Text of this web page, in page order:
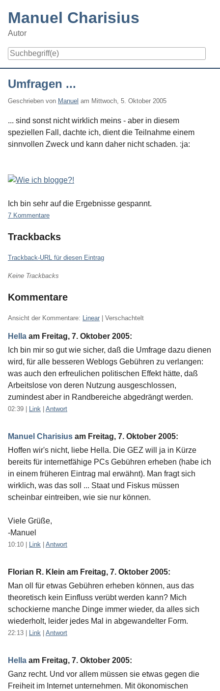
content
Manuel Charisius
Autor
Umfragen ...
Geschrieben von Manuel am Mittwoch, 5. Oktober 2005
... sind sonst nicht wirklich meins - aber in diesem
speziellen Fall, dachte ich, dient die Teilnahme einem
sinnvollen Zweck und kann daher nicht schaden. :ja:
Ich bin sehr auf die Ergebnisse gespannt.
7 Kommentare
Trackbacks
Trackback-URL für diesen Eintrag
Keine Trackbacks
Kommentare
Ansicht der Kommentare: Linear | Verschachtelt
Hella am Freitag, 7. Oktober 2005:
Ich bin mir so gut wie sicher, daß die Umfrage dazu dienen
wird, für alle besseren Weblogs Gebühren zu verlangen:
was auch den erfreulichen politischen Effekt hätte, daß
Arbeitslose von deren Nutzung ausgeschlossen,
zumindest aber in Randbereiche abgedrängt werden.
02:39 Link Antwort
Manuel Charisius am Freitag, 7. Oktober 2005:
Hoffen wir's nicht, liebe Hella. Die GEZ will ja in Kürze
bereits für internetfähige PCs Gebühren erheben (habe ich
in einem früheren Eintrag mal erwähnt). Man fragt sich
wirklich, was das soll ... Staat und Fiskus müssen
scheinbar eintreiben, wie sie nur können.
Viele Grüße,
-Manuel
10:10 Link Antwort
Florian R. Klein am Freitag, 7. Oktober 2005:
Man oll für etwas Gebühren erheben können, aus das
theoretisch kein Einfluss verübt werden kann? Mich
schockierne manche Dinge immer wieder, da alles sich
wiederholt, leider jedes Mal in abgewandelter Form.
22:13 Link Antwort
Hella am Freitag, 7. Oktober 2005:
Ganz recht. Und vor allem müssen sie etwas gegen die
Freiheit im Internet unternehmen. Mit ökonomischen